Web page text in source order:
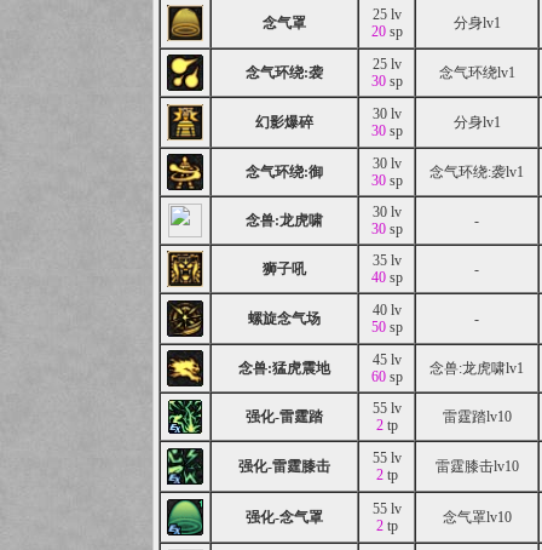
念气罩
25 lv
20 sp 分身lv1
念气环绕:袭
25 lv
30 sp 念气环绕lv1
幻影爆碎
30 lv
30sp 分身lv1
念气环绕:御
30 lv
30 sp 念气环绕:袭lv1
念兽:龙虎啸
30 lv
30 sp -
狮子吼
35 lv
40sp -
螺旋念气场
40 lv
50sp -
念兽:猛虎震地
45 lv
60sp 念兽:龙虎啸lv1
强化-雷霆踏
55 lv
2tp 雷霆踏lv10
强化-雷霆膝击
55 lv
2tp 雷霆膝击lv10
强化-念气罩
55 lv
2tp 念气罩lv10